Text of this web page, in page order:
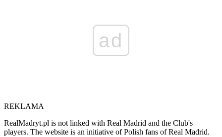
ad
REKLAMA
RealMadryt.pl is not linked with Real Madrid and the Club's
players. The website is an initiative of Polish fans of Real Madrid.